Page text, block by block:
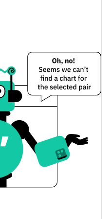
$0.0087622407
$0.0087568588 /
$0.0087622407
$1,077.099
ON SOL
$0.0077695719 /